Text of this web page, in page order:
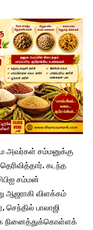
அவர்கள் சம்மனுக்கு
கடந்த
சம்மன்
ஆஜராகி விளக்கம்
பாலாஜி
நினைத்துக்கொள்ளக்